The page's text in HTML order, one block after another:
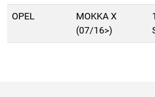
OPEL
MOKKA X
(07/16>)